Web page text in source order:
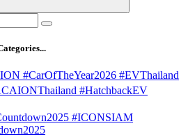
#CarOfTheYear2026 #EVThailand
#HatchbackEV
#ICONSIAM